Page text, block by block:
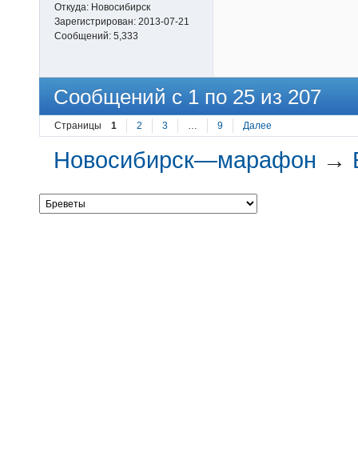
Откуда: Новосибирск
Зарегистрирован: 2013-07-21
Сообщений: 5,333
Сообщений с 1 по 25 из 207
Страницы 1 2 3 … 9 Далее
Новосибирск—марафон →